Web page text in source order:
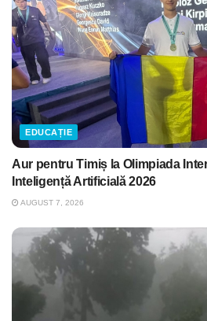
EDUCAȚIE
Aur pentru Timiș la Olimpiada
Inteligență Artificială 2026
AUGUST 7, 2026